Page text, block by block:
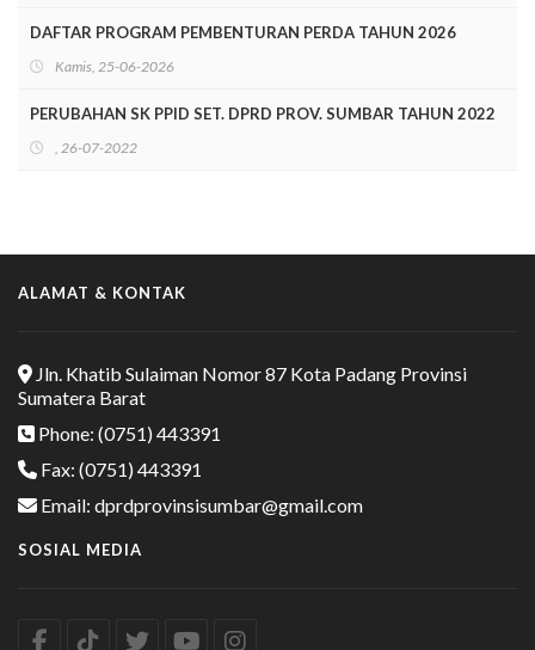
DAFTAR PROGRAM PEMBENTURAN PERDA TAHUN 2026
Kamis, 25-06-2026
PERUBAHAN SK PPID SET. DPRD PROV. SUMBAR TAHUN 2022
, 26-07-2022
ALAMAT & KONTAK
Jln. Khatib Sulaiman Nomor 87 Kota Padang Provinsi
Sumatera Barat
Phone: (0751) 443391
Fax: (0751) 443391
Email: dprdprovinsisumbar@gmail.com
SOSIAL MEDIA